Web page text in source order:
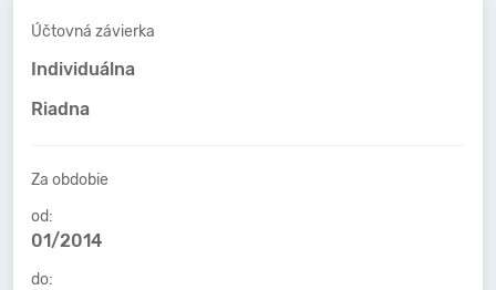
Účtovná závierka
Individuálna
Riadna
Za obdobie
od:
01/2014
do: